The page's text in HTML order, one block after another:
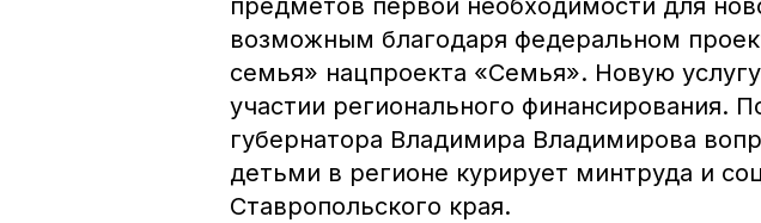
предметов первой необходимости для
возможным благодаря федеральном
семья» нацпроекта «Семья». Новую
участии регионального финансирования.
губернатора Владимира Владимирова
детьми в регионе курирует минтруда и
Ставропольского края.